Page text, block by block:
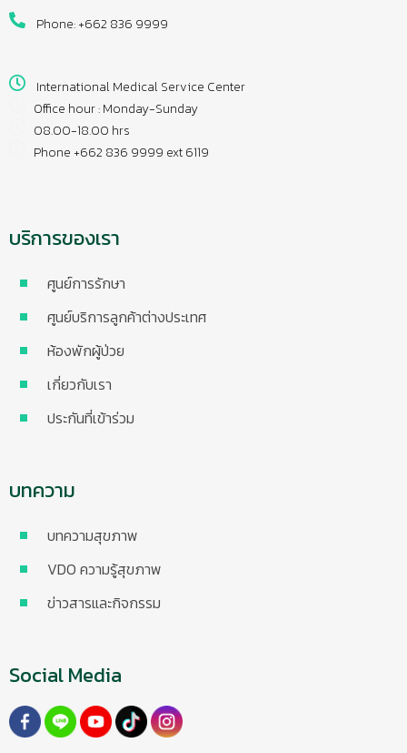
Phone: +662 836 9999
International Medical Service Center
Office hour : Monday-Sunday
08.00-18.00 hrs
Phone +662 836 9999 ext 6119
บริการของเรา
ศูนย์การรักษา
ศูนย์บริการลูกค้าต่างประเทศ
ห้องพักผู้ป่วย
เกี่ยวกับเรา
ประกันที่เข้าร่วม
บทความ
บทความสุขภาพ
VDO ความรู้สุขภาพ
ข่าวสารและกิจกรรม
Social Media